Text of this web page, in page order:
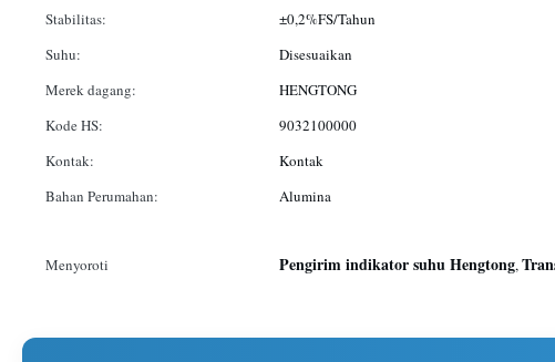
Stabilitas:
±0,2%FS/Tahun
Suhu:
Disesuaikan
Merek dagang:
HENGTONG
Kode HS:
9032100000
Kontak:
Kontak
Bahan Perumahan:
Alumina
Menyoroti
Pengirim indikator suhu Hengtong,